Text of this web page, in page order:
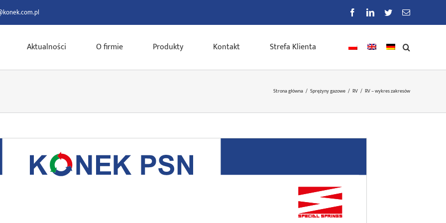
FacebookLinkedIn
TwitterE-
Aktualności O firmie Produkty Kontakt Strefa Klienta
Strona główna / Sprężyny gazowe / RV / RV – wykres zakresów